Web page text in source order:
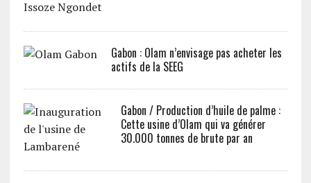
Gabon : Olam n’envisage pas acheter les
actifs de la SEEG
Gabon / Production d’huile de palme :
Cette usine d’Olam qui va générer
30.000 tonnes de brute par an